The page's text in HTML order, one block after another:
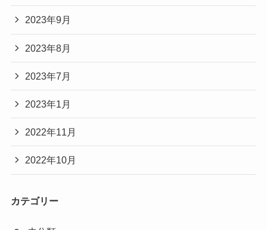
2023年9月
2023年8月
2023年7月
2023年1月
2022年11月
2022年10月
カテゴリー